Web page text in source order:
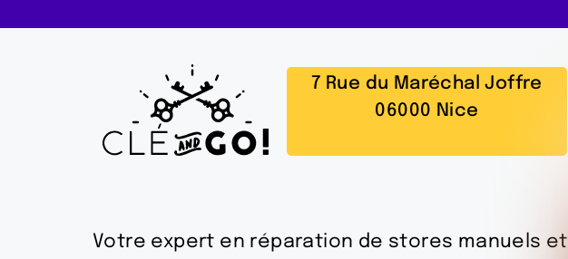
7 Rue du Maréchal Joffre
06000 Nice
Votre expert en réparation de stores manuels et